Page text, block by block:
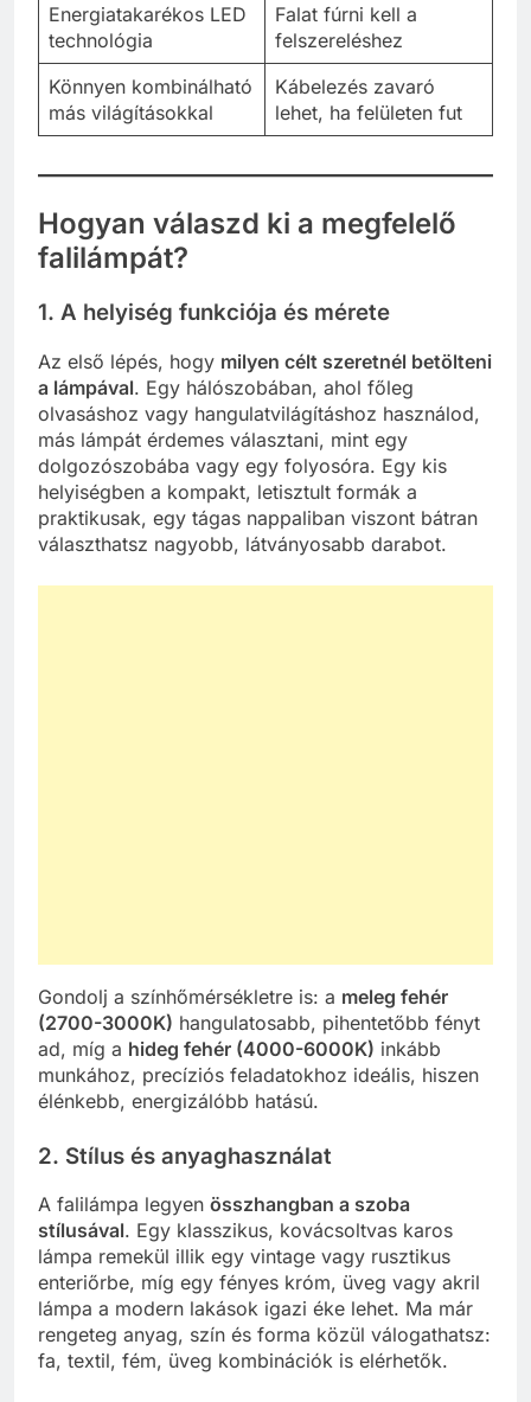
Energiatakarékos LED
technológia
Falat fúrni kell a
felszereléshez
Könnyen kombinálható
más világításokkal
Kábelezés zavaró
lehet, ha felületen fut
Hogyan válaszd ki a megfelelő
falilámpát?
1. A helyiség funkciója és mérete
Az első lépés, hogy milyen célt szeretnél betölteni
a lámpával. Egy hálószobában, ahol főleg
olvasáshoz vagy hangulatvilágításhoz használod,
más lámpát érdemes választani, mint egy
dolgozószobába vagy egy folyosóra. Egy kis
helyiségben a kompakt, letisztult formák a
praktikusak, egy tágas nappaliban viszont bátran
választhatsz nagyobb, látványosabb darabot.
Gondolj a színhőmérsékletre is: a meleg fehér
(2700-3000K) hangulatosabb, pihentetőbb fényt
ad, míg a hideg fehér (4000-6000K) inkább
munkához, precíziós feladatokhoz ideális, hiszen
élénkebb, energizálóbb hatású.
2. Stílus és anyaghasználat
A falilámpa legyen összhangban a szoba
stílusával. Egy klasszikus, kovácsoltvas karos
lámpa remekül illik egy vintage vagy rusztikus
enteriőrbe, míg egy fényes króm, üveg vagy akril
lámpa a modern lakások igazi éke lehet. Ma már
rengeteg anyag, szín és forma közül válogathatsz:
fa, textil, fém, üveg kombinációk is elérhetők.